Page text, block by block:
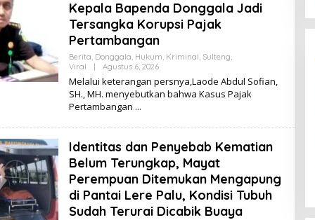
Kepala Bapenda Donggala Jadi
Tersangka Korupsi Pajak
Pertambangan
Berita, Donggala, Hukum, Kriminal, Sulteng,
Viral
Agustus 6, 2026O
E
H
K
Melalui keterangan persnya,Laode Abdul Sofian,
SH., MH. menyebutkan bahwa Kasus Pajak
Pertambangan
Identitas dan Penyebab Kematian
Belum Terungkap, Mayat
Perempuan Ditemukan Mengapung
di Pantai Lere Palu, Kondisi Tubuh
Sudah Terurai Dicabik Buaya
Pengurus Inti DPW NasDem
Sulteng Ajukan Mundur, Sekretaris:
Baru Empat yang Tegas
Menyatakan
Di Berita, Politik, Sulteng, Viral